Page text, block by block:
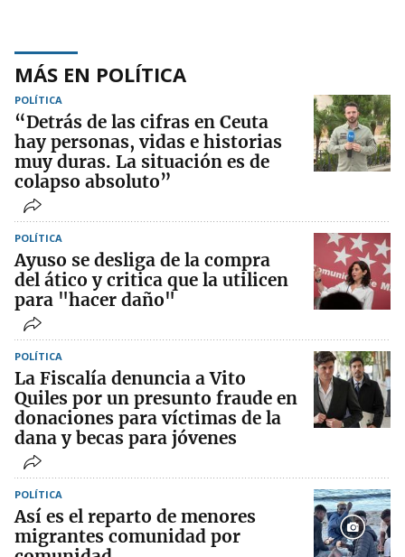
MÁS EN POLÍTICA
POLÍTICA
“Detrás de las cifras en Ceuta
hay personas, vidas e historias
muy duras. La situación es de
colapso absoluto”
POLÍTICA
Ayuso se desliga de la compra
del ático y critica que la utilicen
para "hacer daño"
POLÍTICA
La Fiscalía denuncia a Vito
Quiles por un presunto fraude en
donaciones para víctimas de la
dana y becas para jóvenes
POLÍTICA
Así es el reparto de menores
migrantes comunidad por